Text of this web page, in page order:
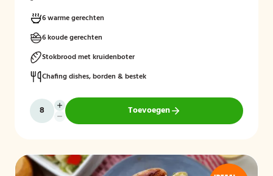
6 warme gerechten
6 koude gerechten
Stokbrood met kruidenboter
Chafing dishes, borden & bestek
Toevoegen